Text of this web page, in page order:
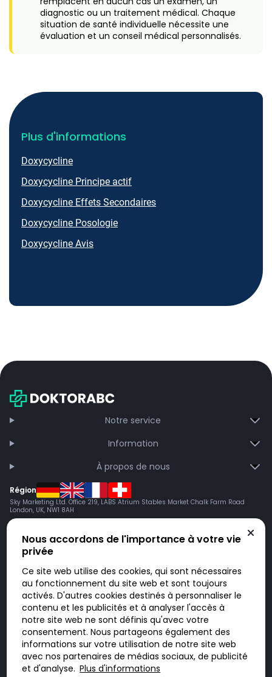
diagnostic ou un traitement médical. Chaque
situation de santé individuelle nécessite une
évaluation et un conseil médical personnalisés.
Plus d'informations
Doxycycline
Doxycycline Principe actif
Doxycycline Effets Secondaires
Doxycycline Posologie
Doxycycline Avis
Notre service
Information
À propos de nous
Région
Sky Marketing Ltd. Office 219, LABS Atrium Stables Market Chalk Farm Road
London, UK, NW1 8AH
Doktorabc.com est une plateforme de mise en relation et n’est pas une
pharmacie en ligne. Nous ne vendons ni ne livrons de médicaments ou
autres produits. Les informations sur les produits, médicaments et prix
n’ont pas valeur d’offre. Vous êtes responsable du respect des lois en
vigueur dans votre pays. L’utilisation du site se fait à vos risques et sous
votre responsabilité. Vous visitez et utilisez ce site de votre propre
initiative.
Nous accordons de l'importance à votre vie
privée
Ce site web utilise des cookies, qui sont nécessaires
au fonctionnement du site web et sont toujours
activés. D'autres cookies destinés à personnaliser le
contenu et les publicités et à analyser l'accès à
notre site web ne sont définis qu'avec votre
consentement. Nous partageons également des
informations sur votre utilisation de notre site web
avec nos partenaires de médias sociaux, de publicité
et d'analyse. Plus d'informations